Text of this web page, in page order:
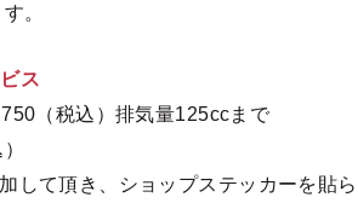
。
ス
（税込）排気量125ccまで
して頂き、ショップステッカーを貼